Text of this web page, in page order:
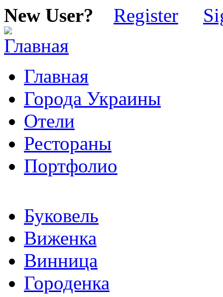
New User? Register
Главная
Города Украины
Отели
Рестораны
Портфолио
Буковель
Виженка
Винница
Городенка